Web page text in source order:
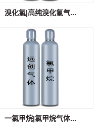
溴化氢|高纯溴化氢气...
一氯甲烷|氯甲烷气体...